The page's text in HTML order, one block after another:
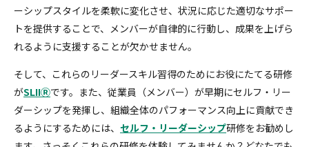
ーシップスタイルを柔軟に変化させ、状況に応じた適切なサポー
トを提供することで、メンバーが自律的に行動し、成果を上げら
れるように支援することが欠かせません。
そして、これらのリーダースキル習得のためにお役にたてる研修
がSLIIⓇです。また、従業員（メンバー）が早期にセルフ・リー
ダーシップを発揮し、組織全体のパフォーマンス向上に貢献でき
るようにするためには、 セルフ・リーダーシップ研修をお勧めし